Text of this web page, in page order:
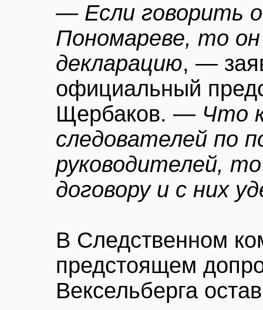
— Если говорить
Пономареве, то
декларацию, —
официальный
Щербаков. — Что
следователей по
руководителей,
договору и с них
В Следственном
предстоящем
Вексельберга